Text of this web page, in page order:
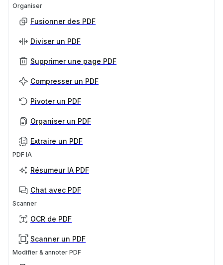
Organiser
Fusionner des PDF
Diviser un PDF
Supprimer une page PDF
Compresser un PDF
Pivoter un PDF
Organiser un PDF
Extraire un PDF
PDF IA
Résumeur IA PDF
Chat avec PDF
Scanner
OCR de PDF
Scanner un PDF
Modifier & annoter PDF